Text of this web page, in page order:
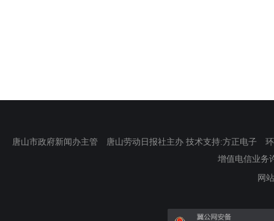
唐山市政府新闻办主管 唐山劳动日报社主办 技术支持:方正电子
增值电信业务
网